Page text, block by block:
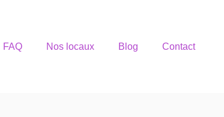
FAQ Nos locaux Blog Contact